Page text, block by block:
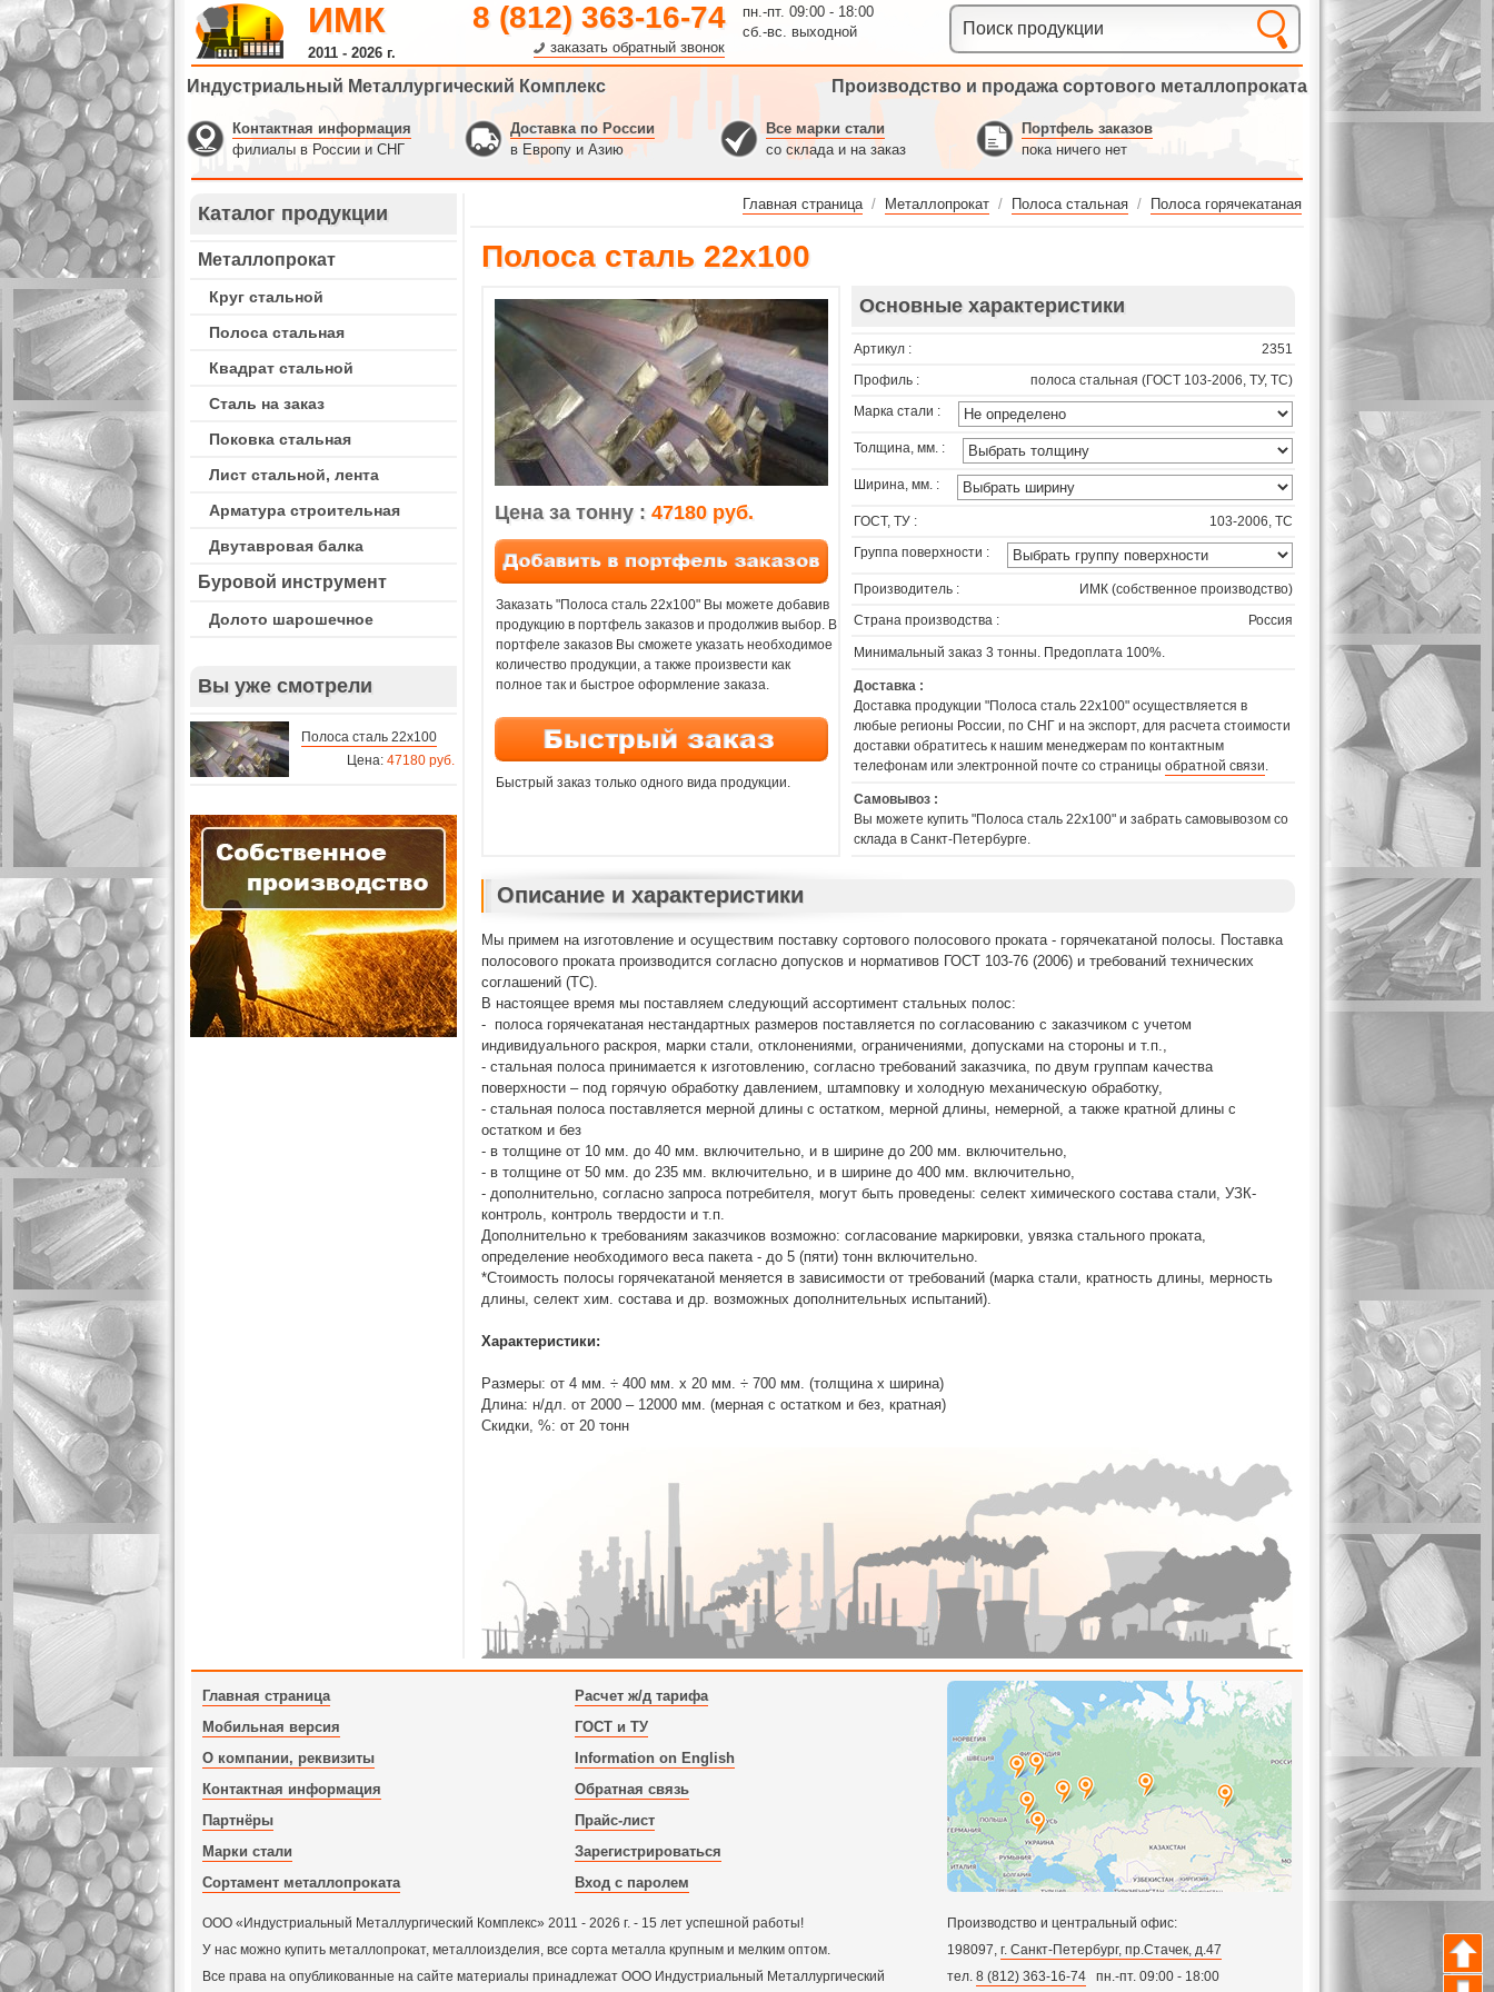
ИМК
2011 - 2026 г.
8 (812) 363-16-74
заказать обратный звонок
пн.-пт. 09:00 - 18:00
сб.-вс. выходной
Индустриальный Металлургический Комплекс Производство и продажа сортового металлопроката
Контактная информация
филиалы в России и СНГ
Доставка по России
в Европу и Азию
Все марки стали
со склада и на заказ
Портфель заказов
пока ничего нет
Каталог продукции
Металлопрокат
Круг стальной
Полоса стальная
Квадрат стальной
Сталь на заказ
Поковка стальная
Лист стальной, лента
Арматура строительная
Двутавровая балка
Буровой инструмент
Долото шарошечное
Вы уже смотрели
Полоса сталь 22х100
Цена: 47180 руб.
Главная страница / Металлопрокат / Полоса стальная / Полоса горячекатаная
Полоса сталь 22х100
Цена за тонну : 47180 руб.
Заказать "Полоса сталь 22х100" Вы можете добавив
продукцию в портфель заказов и продолжив выбор. В
портфеле заказов Вы сможете указать необходимое
количество продукции, а также произвести как
полное так и быстрое оформление заказа.
Быстрый заказ только одного вида продукции.
Основные характеристики
Артикул :
2351
Профиль :
полоса стальная (ГОСТ 103-2006, ТУ, ТС)
Марка стали :
Толщина, мм. :
Ширина, мм. :
ГОСТ, ТУ :
103-2006, ТС
Группа поверхности :
Производитель :
ИМК (собственное производство)
Страна производства :
Россия
Минимальный заказ 3 тонны. Предоплата 100%.
Доставка :
Доставка продукции "Полоса сталь 22х100" осуществляется в
любые регионы России, по СНГ и на экспорт, для расчета стоимости
доставки обратитесь к нашим менеджерам по контактным
телефонам или электронной почте со страницы обратной связи.
Самовывоз :
Вы можете купить "Полоса сталь 22х100" и забрать самовывозом со
склада в Санкт-Петербурге.
Описание и характеристики
Мы примем на изготовление и осуществим поставку сортового полосового проката - горячекатаной полосы. Поставка
полосового проката производится согласно допусков и нормативов ГОСТ 103-76 (2006) и требований технических
соглашений (ТС).
В настоящее время мы поставляем следующий ассортимент стальных полос:
- полоса горячекатаная нестандартных размеров поставляется по согласованию с заказчиком с учетом
индивидуального раскроя, марки стали, отклонениями, ограничениями, допусками на стороны и т.п.,
- стальная полоса принимается к изготовлению, согласно требований заказчика, по двум группам качества
поверхности – под горячую обработку давлением, штамповку и холодную механическую обработку,
- стальная полоса поставляется мерной длины с остатком, мерной длины, немерной, а также кратной длины с
остатком и без
- в толщине от 10 мм. до 40 мм. включительно, и в ширине до 200 мм. включительно,
- в толщине от 50 мм. до 235 мм. включительно, и в ширине до 400 мм. включительно,
- дополнительно, согласно запроса потребителя, могут быть проведены: селект химического состава стали, УЗК-
контроль, контроль твердости и т.п.
Дополнительно к требованиям заказчиков возможно: согласование маркировки, увязка стального проката,
определение необходимого веса пакета - до 5 (пяти) тонн включительно.
*Стоимость полосы горячекатаной меняется в зависимости от требований (марка стали, кратность длины, мерность
длины, селект хим. состава и др. возможных дополнительных испытаний).
Характеристики:
Размеры: от 4 мм. ÷ 400 мм. х 20 мм. ÷ 700 мм. (толщина х ширина)
Длина: н/дл. от 2000 – 12000 мм. (мерная с остатком и без, кратная)
Скидки, %: от 20 тонн
Главная страница
Мобильная версия
О компании, реквизиты
Контактная информация
Партнёры
Марки стали
Сортамент металлопроката
Расчет ж/д тарифа
ГОСТ и ТУ
Information on English
Обратная связь
Прайс-лист
Зарегистрироваться
Вход с паролем
ООО «Индустриальный Металлургический Комплекс» 2011 - 2026 г. - 15 лет успешной работы!
У нас можно купить металлопрокат, металлоизделия, все сорта металла крупным и мелким оптом.
Все права на опубликованные на сайте материалы принадлежат ООО Индустриальный Металлургический
Производство и центральный офис:
198097, г. Санкт-Петербург, пр.Стачек, д.47
тел. 8 (812) 363-16-74 пн.-пт. 09:00 - 18:00